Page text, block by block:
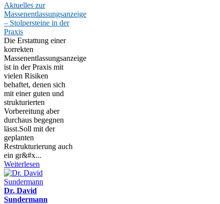
Aktuelles zur
Massenentlassungsanzeige
– Stolpersteine in der
Praxis
Die Erstattung einer
korrekten
Massenentlassungsanzeige
ist in der Praxis mit
vielen Risiken
behaftet, denen sich
mit einer guten und
strukturierten
Vorbereitung aber
durchaus begegnen
lässt.Soll mit der
geplanten
Restrukturierung auch
ein gr&#x...
Weiterlesen
Dr. David
Sundermann